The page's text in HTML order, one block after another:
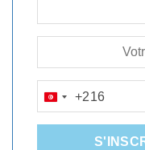
TUNISIA
+216
+216